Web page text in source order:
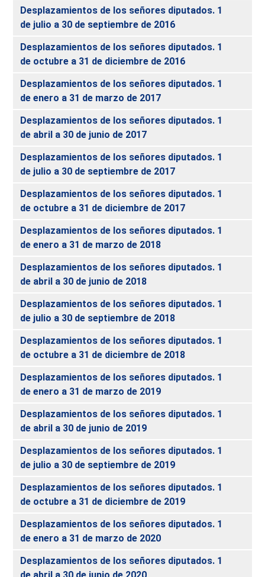
Desplazamientos de los señores diputados. 1
de julio a 30 de septiembre de 2016
Desplazamientos de los señores diputados. 1
de octubre a 31 de diciembre de 2016
Desplazamientos de los señores diputados. 1
de enero a 31 de marzo de 2017
Desplazamientos de los señores diputados. 1
de abril a 30 de junio de 2017
Desplazamientos de los señores diputados. 1
de julio a 30 de septiembre de 2017
Desplazamientos de los señores diputados. 1
de octubre a 31 de diciembre de 2017
Desplazamientos de los señores diputados. 1
de enero a 31 de marzo de 2018
Desplazamientos de los señores diputados. 1
de abril a 30 de junio de 2018
Desplazamientos de los señores diputados. 1
de julio a 30 de septiembre de 2018
Desplazamientos de los señores diputados. 1
de octubre a 31 de diciembre de 2018
Desplazamientos de los señores diputados. 1
de enero a 31 de marzo de 2019
Desplazamientos de los señores diputados. 1
de abril a 30 de junio de 2019
Desplazamientos de los señores diputados. 1
de julio a 30 de septiembre de 2019
Desplazamientos de los señores diputados. 1
de octubre a 31 de diciembre de 2019
Desplazamientos de los señores diputados. 1
de enero a 31 de marzo de 2020
Desplazamientos de los señores diputados. 1
de abril a 30 de junio de 2020